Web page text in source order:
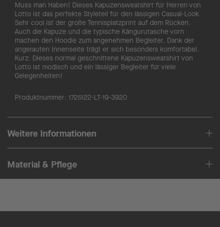
Muss man Haben! Dieses Kapuzensweatshirt für Herren von
Lotto ist das perfekte Styleteil für den lässigen Casual-Look.
Sehr cool ist der große Tennisplatzprint auf dem Rücken.
Auch die Kapuze und die typische Kängurutasche vorn
machen den Hoodie zum angenehmen Begleiter. Dank der
angerauten Innenseite trägt er sich besonders komfortabel.
Kurz: Dieses normal geschnittene Kapuzensweatshirt von
Lotto ist modisch und ein lässiger Begleiter für viele
Gelegenheiten!
Produktnummer: 1725122-LT-19-3920
Weitere Informationen
Material & Pflege